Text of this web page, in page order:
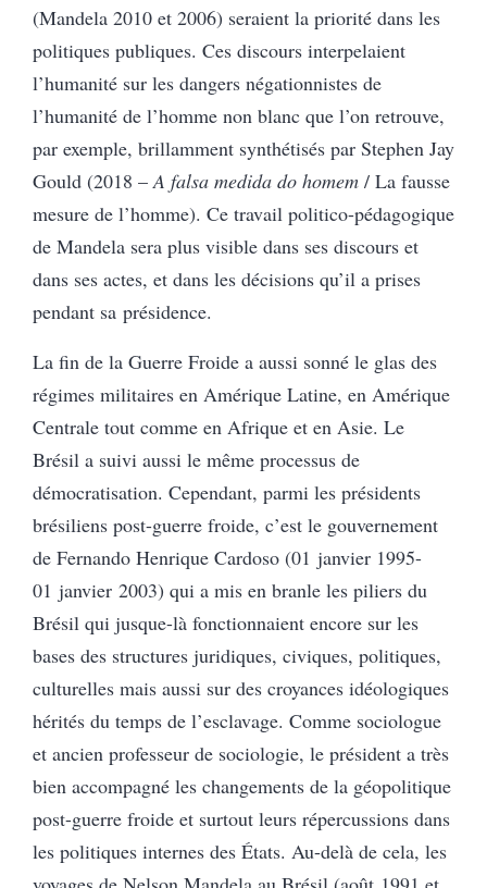
(Mandela 2010 et 2006) seraient la priorité dans les
politiques publiques. Ces discours interpelaient
l’humanité sur les dangers négationnistes de
l’humanité de l’homme non blanc que l’on retrouve,
par exemple, brillamment synthétisés par Stephen Jay
Gould (2018 –A falsa medida do homem / La fausse
mesure de l’homme). Ce travail politico-pédagogique
de Mandela sera plus visible dans ses discours et
dans ses actes, et dans les décisions qu’il a prises
pendant sa présidence.
La fin de la Guerre Froide a aussi sonné le glas des
régimes militaires en Amérique Latine, en Amérique
Centrale tout comme en Afrique et en Asie. Le
Brésil a suivi aussi le même processus de
démocratisation. Cependant, parmi les présidents
brésiliens post-guerre froide, c’est le gouvernement
de Fernando Henrique Cardoso (01 janvier 1995-
01 janvier 2003) qui a mis en branle les piliers du
Brésil qui jusque-là fonctionnaient encore sur les
bases des structures juridiques, civiques, politiques,
culturelles mais aussi sur des croyances idéologiques
hérités du temps de l’esclavage. Comme sociologue
et ancien professeur de sociologie, le président a très
bien accompagné les changements de la géopolitique
post-guerre froide et surtout leurs répercussions dans
les politiques internes des États. Au-delà de cela, les